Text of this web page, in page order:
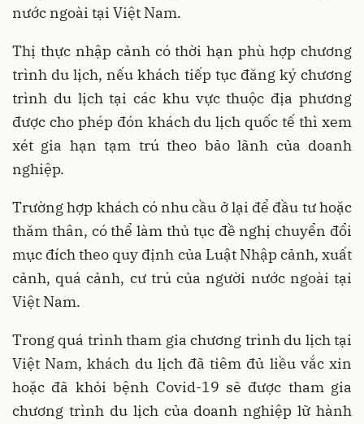
nước ngoài tại Việt Nam.
Thị thực nhập cảnh có thời hạn phù hợp chương
trình du lịch, nếu khách tiếp tục đăng ký chương
trình du lịch tại các khu vực thuộc địa phương
được cho phép đón khách du lịch quốc tế thì xem
xét gia hạn tạm trú theo bảo lãnh của doanh
nghiệp.
Trường hợp khách có nhu cầu ở lại để đầu tư hoặc
thăm thân, có thể làm thủ tục đề nghị chuyển đổi
mục đích theo quy định của Luật Nhập cảnh, xuất
cảnh, quá cảnh, cư trú của người nước ngoài tại
Việt Nam.
Trong quá trình tham gia chương trình du lịch tại
Việt Nam, khách du lịch đã tiêm đủ liều vắc xin
hoặc đã khỏi bệnh Covid-19 sẽ được tham gia
chương trình du lịch của doanh nghiệp lữ hành